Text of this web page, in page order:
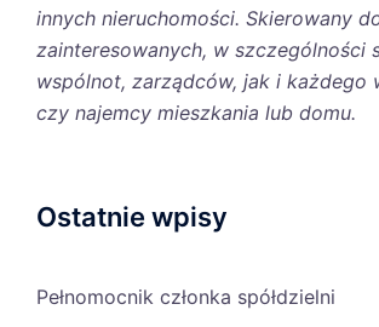
innych nieruchomości. Skierowany
zainteresowanych, w szczególności
wspólnot, zarządców, jak i każdego
czy najemcy mieszkania lub domu.
Ostatnie wpisy
Pełnomocnik członka spółdzielni